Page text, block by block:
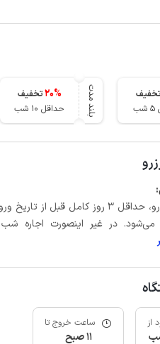
تخفیف
بلند مدت 20%
تخفیف
حداقل 10 شب
غیر اینصورت اجاره شب اول بعلاوه حداکثر 15 درصد
از ساعت خروج تا
11 صبح